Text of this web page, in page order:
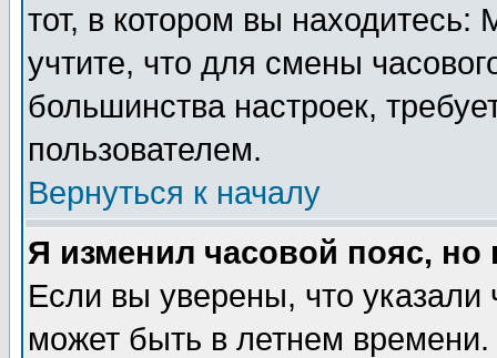
тот, в котором вы
учтите, что для смены
большинства настроек,
пользователем.
Вернуться к началу
Я изменил часовой пояс,
Если вы уверены, что указали
может быть в летнем